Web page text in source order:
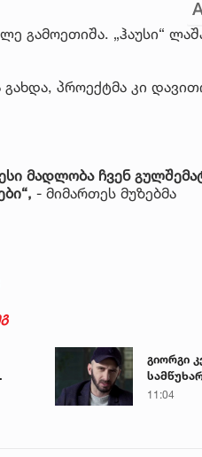
გამოეთიშა. „ჰაუსი“
პროექტმა კი
მადლობა ჩვენ
- მიმართეს მუზებმა
გიორგი
11:04